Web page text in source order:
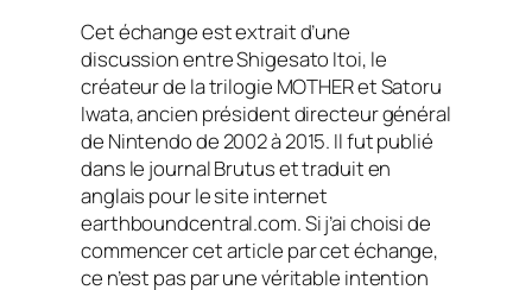
Cet échange est extrait d’une
discussion entre Shigesato Itoi, le
créateur de la trilogie MOTHER et Satoru
Iwata, ancien président directeur général
de Nintendo de 2002 à 2015. Il fut publié
dans le journal Brutus et traduit en
anglais pour le site internet
earthboundcentral.com. Si j’ai choisi de
commencer cet article par cet échange,
ce n’est pas par une véritable intention